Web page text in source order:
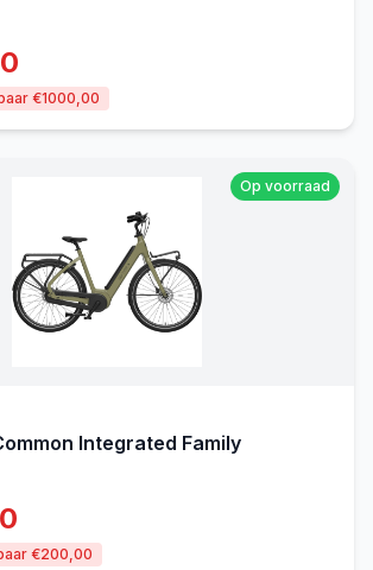
€1000,00
Op voorraad
Integrated Family
€200,00